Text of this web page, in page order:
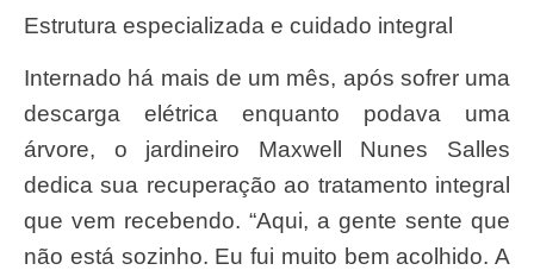
Estrutura especializada e cuidado integral
Internado há mais de um mês, após sofrer uma
descarga elétrica enquanto podava uma
árvore, o jardineiro Maxwell Nunes Salles
dedica sua recuperação ao tratamento integral
que vem recebendo. “Aqui, a gente sente que
não está sozinho. Eu fui muito bem acolhido. A